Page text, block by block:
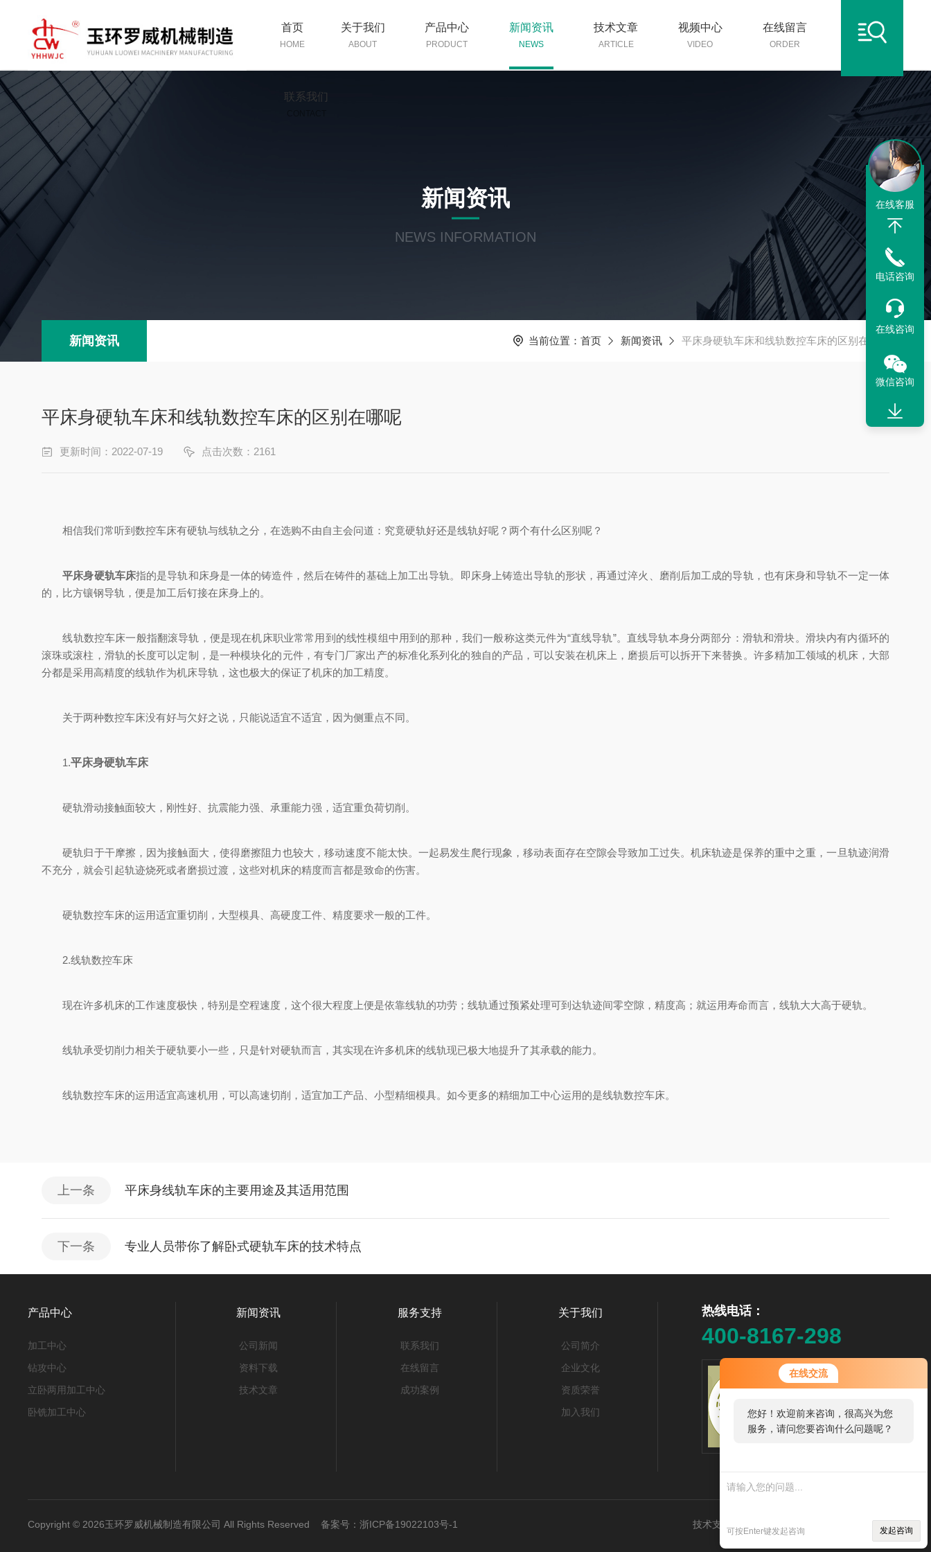
在线交流
您好！欢迎前来咨询，很高兴为您
服务，请问您要咨询什么问题呢？
可按Enter键发起咨询 发起咨询
首页
HOME
关于我们
ABOUT
产品中心
PRODUCT
新闻资讯
NEWS
技术文章
ARTICLE
视频中心
VIDEO
在线留言
ORDER
联系我们
新闻资讯
NEWS INFORMATION
新闻资讯 当前位置： 首页 新闻资讯 平床身硬轨车床和线轨数控车床的区别在哪呢
平床身硬轨车床和线轨数控车床的区别在哪呢
更新时间：2022-07-19 点击次数：2161
相信我们常听到数控车床有硬轨与线轨之分，在选购不由自主会问道：究竟硬轨好还是线轨好呢？两个有什么区别呢？
平床身硬轨车床指的是导轨和床身是一体的铸造件，然后在铸件的基础上加工出导轨。即床身上铸造出导轨的形状，再通过淬火、磨削后加工成的导轨，也有床身和导轨不一定一体
的，比方镶钢导轨，便是加工后钉接在床身上的。
线轨数控车床一般指翻滚导轨，便是现在机床职业常常用到的线性模组中用到的那种，我们一般称这类元件为“直线导轨”。直线导轨本身分两部分：滑轨和滑块。滑块内有内循环的
滚珠或滚柱，滑轨的长度可以定制，是一种模块化的元件，有专门厂家出产的标准化系列化的独自的产品，可以安装在机床上，磨损后可以拆开下来替换。许多精加工领域的机床，大部
分都是采用高精度的线轨作为机床导轨，这也极大的保证了机床的加工精度。
关于两种数控车床没有好与欠好之说，只能说适宜不适宜，因为侧重点不同。
1.平床身硬轨车床
硬轨滑动接触面较大，刚性好、抗震能力强、承重能力强，适宜重负荷切削。
硬轨归于干摩擦，因为接触面大，使得磨擦阻力也较大，移动速度不能太快。一起易发生爬行现象，移动表面存在空隙会导致加工过失。机床轨迹是保养的重中之重，一旦轨迹润滑
不充分，就会引起轨迹烧死或者磨损过渡，这些对机床的精度而言都是致命的伤害。
硬轨数控车床的运用适宜重切削，大型模具、高硬度工件、精度要求一般的工件。
2.线轨数控车床
现在许多机床的工作速度极快，特别是空程速度，这个很大程度上便是依靠线轨的功劳；线轨通过预紧处理可到达轨迹间零空隙，精度高；就运用寿命而言，线轨大大高于硬轨。
线轨承受切削力相关于硬轨要小一些，只是针对硬轨而言，其实现在许多机床的线轨现已极大地提升了其承载的能力。
线轨数控车床的运用适宜高速机用，可以高速切削，适宜加工产品、小型精细模具。如今更多的精细加工中心运用的是线轨数控车床。
上一条 平床身线轨车床的主要用途及其适用范围
下一条 专业人员带你了解卧式硬轨车床的技术特点
热线电话：
400-8167-298
产品中心
加工中心
钻攻中心
立卧两用加工中心
卧铣加工中心
新闻资讯
公司新闻
资料下载
技术文章
服务支持
联系我们
在线留言
成功案例
关于我们
公司简介
企业文化
资质荣誉
加入我们
Copyright © 2026玉环罗威机械制造有限公司 All Rights Reserved 备案号： 浙ICP备19022103号-1 技术支持： sitemap.xml
在线客服
电话咨询
在线咨询
微信咨询